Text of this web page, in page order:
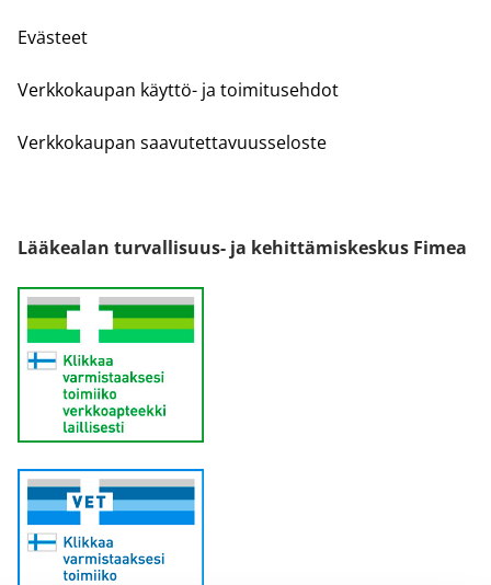
Evästeet
Verkkokaupan käyttö- ja toimitusehdot
Verkkokaupan saavutettavuusseloste
Lääkealan turvallisuus- ja kehittämiskeskus Fimea